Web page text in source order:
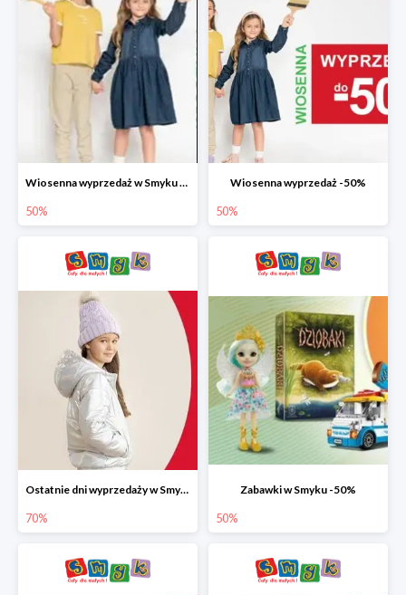
Wiosenna wyprzedaż w Smyku do -50%
50%
Wiosenna wyprzedaż -50%
50%
Ostatnie dni wyprzedaży w Smyku do -70%
70%
Zabawki w Smyku -50%
50%